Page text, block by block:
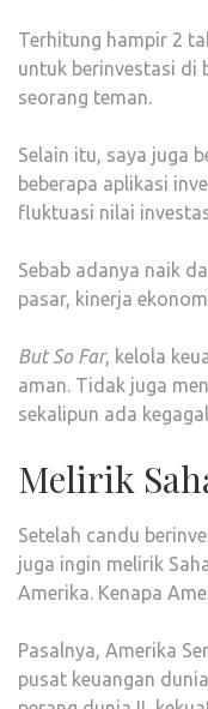
Terhitung hampir 2
untuk berinvestasi di
seorang teman.
Selain itu, saya juga
beberapa aplikasi
fluktuasi nilai
Sebab adanya naik
pasar, kinerja
But So Far, kelola
aman. Tidak juga
sekalipun ada
Melirik
Setelah candu
juga ingin melirik
Amerika. Kenapa
Pasalnya, Amerika
pusat keuangan